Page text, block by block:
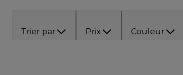
Trier par Prix Couleur